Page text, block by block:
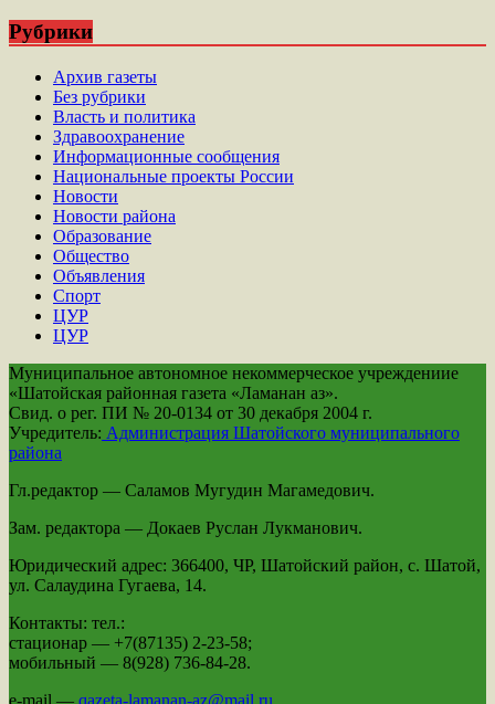
Рубрики
Архив газеты
Без рубрики
Власть и политика
Здравоохранение
Информационные сообщения
Национальные проекты России
Новости
Новости района
Образование
Общество
Объявления
Спорт
ЦУР
ЦУР
Муниципальное автономное некоммерческое учреждениие
«Шатойская районная газета «Ламанан аз».
Свид. о рег. ПИ № 20-0134 от 30 декабря 2004 г.
Учредитель: Администрация Шатойского муниципального
района
Гл.редактор — Саламов Мугудин Магамедович.
Зам. редактора — Докаев Руслан Лукманович.
Юридический адрес: 366400, ЧР, Шатойский район, с. Шатой,
ул. Салаудина Гугаева, 14.
Контакты: тел.:
стационар — +7(87135) 2-23-58;
мобильный — 8(928) 736-84-28.
e-mail — qazeta-lamanan-az@mail.ru